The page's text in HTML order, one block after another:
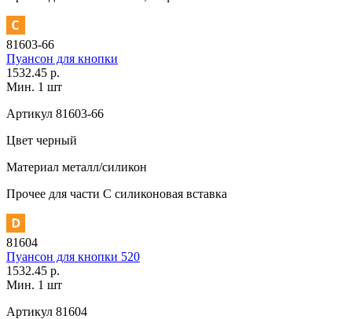
81603-66
Пуансон для кнопки
1532.45 р.
Мин. 1 шт
Артикул 81603-66
Цвет черный
Материал металл/силикон
Прочее для части C силиконовая вставка
81604
Пуансон для кнопки 520
1532.45 р.
Мин. 1 шт
Артикул 81604